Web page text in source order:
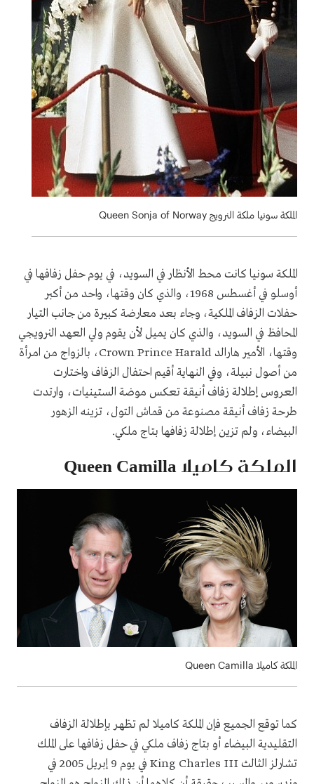
الملكة سونيا ملكة النرويج Queen Sonja of Norway
الملكة سونيا كانت محط الأنظار في السويد، في يوم حفل زفافها في
أوسلو في أغسطس 1968، والذي كان وقتها، واحد من أكبر
حفلات الزفاف الملكية، وجاء بعد معارضة كبيرة من جانب التيار
المحافظ في السويد، والذي كان يميل لأن يقوم ولي العهد النرويجي
وقتها، الأمير هارالدCrown Prince Harald، بالزواج من امرأة
من أصول نبيلة، وفي النهاية أقيم احتفال الزفاف واختارت
العروس إطلالة زفاف أنيقة تعكس موضة الستينيات، وارتدت
طرحة زفاف أنيقة مصنوعة من قماش التول، تزينه الزهور
البيضاء، ولم تزين إطلالة زفافها بتاج ملكي.
الملكة كاميلاQueen Camilla
الملكة كاميلا Queen Camilla
كما توقع الجميع فإن الملكة كاميلا لم تظهر بإطلالة الزفاف
التقليدية البيضاء أو بتاج زفاف ملكي في حفل زفافها على الملك
تشارلز الثالثKing Charles III
في يوم 9 إبريل 2005 في